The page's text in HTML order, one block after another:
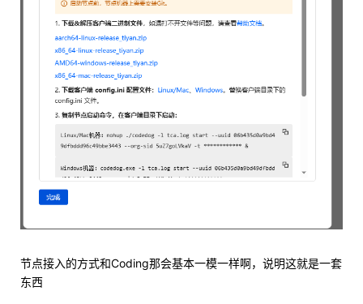
节点接入的方式和Coding那会基本一模一样啊，说明这就是一套
东西